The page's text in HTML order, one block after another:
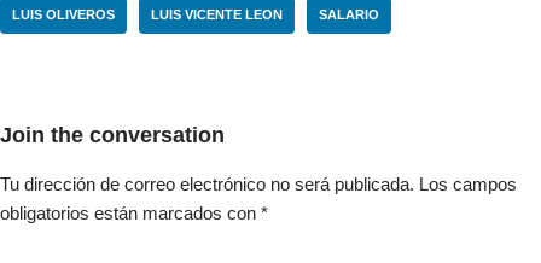
LUIS OLIVEROS LUIS VICENTE LEON SALARIO
Join the conversation
Tu dirección de correo electrónico no será publicada. Los campos
obligatorios están marcados con *